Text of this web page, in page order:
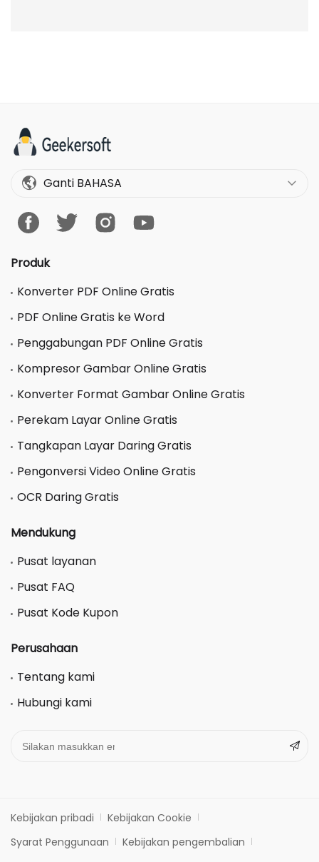
Ganti BAHASA
Produk
Konverter PDF Online Gratis
PDF Online Gratis ke Word
Penggabungan PDF Online Gratis
Kompresor Gambar Online Gratis
Konverter Format Gambar Online Gratis
Perekam Layar Online Gratis
Tangkapan Layar Daring Gratis
Pengonversi Video Online Gratis
OCR Daring Gratis
Mendukung
Pusat layanan
Pusat FAQ
Pusat Kode Kupon
Perusahaan
Tentang kami
Hubungi kami
Kebijakan pribadi
Kebijakan Cookie
Syarat Penggunaan
Kebijakan pengembalian